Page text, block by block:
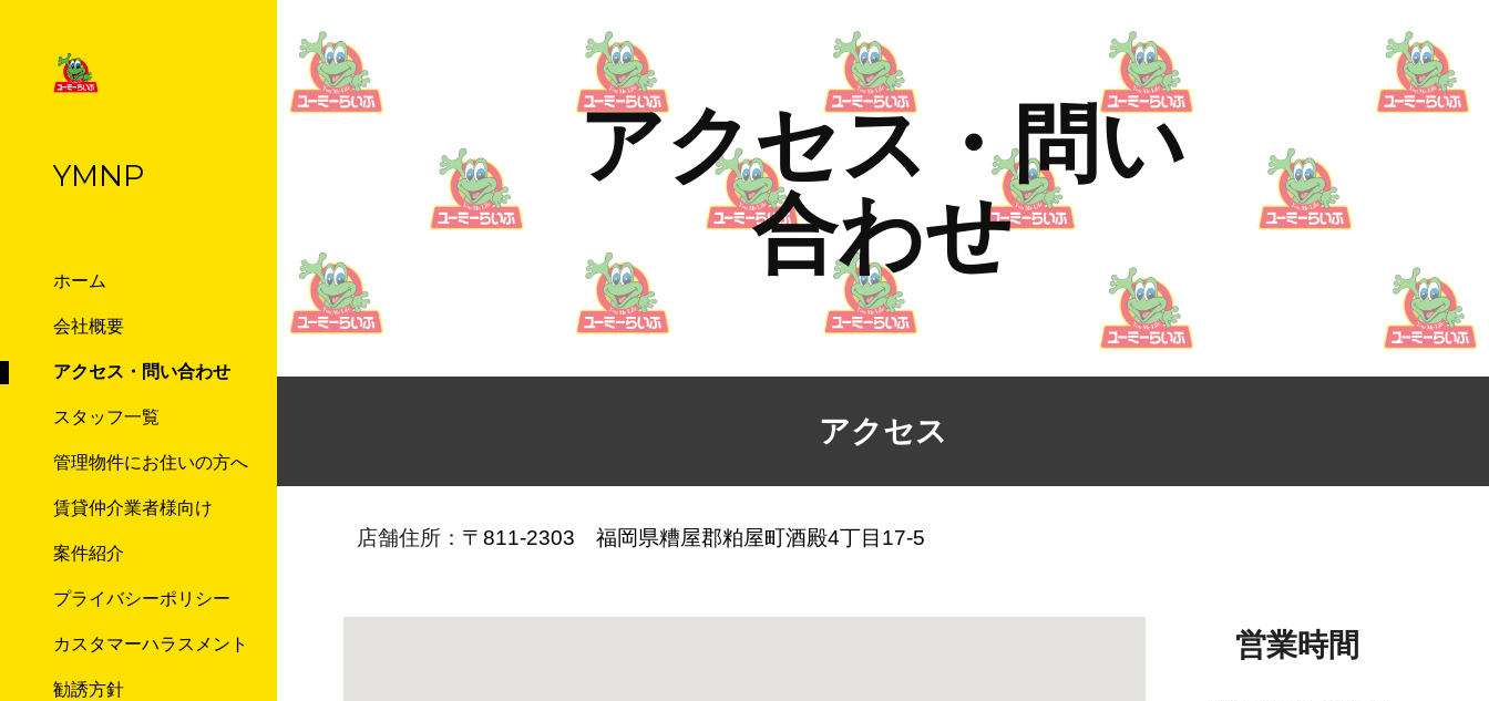
Skip to main content Skip to navigation
YMNP
ホーム
会社概要
アクセス・問い合わせ
スタッフ一覧
管理物件にお住いの方へ
賃貸仲介業者様向け
案件紹介
プライバシーポリシー
カスタマーハラスメント
勧誘方針
アクセス・問い
合わせ
アクセス
店舗住所： 〒811-2303福岡県糟屋郡粕屋町酒殿4丁目17-5
営業時間